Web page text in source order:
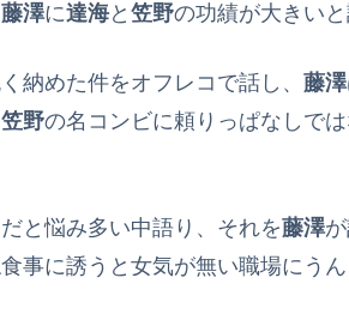
藤澤に達海と 笠野の功績が大きい
納めた件をオフレコで話し、 藤澤
笠野の名コンビに頼りっぱなしで
と悩み多い中語り、それを藤澤
事に誘うと女気が無い職場にう